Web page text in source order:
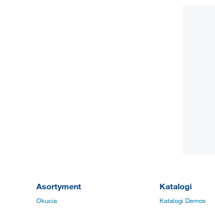
Asortyment
Okucia
Katalogi
Katalogi Demos